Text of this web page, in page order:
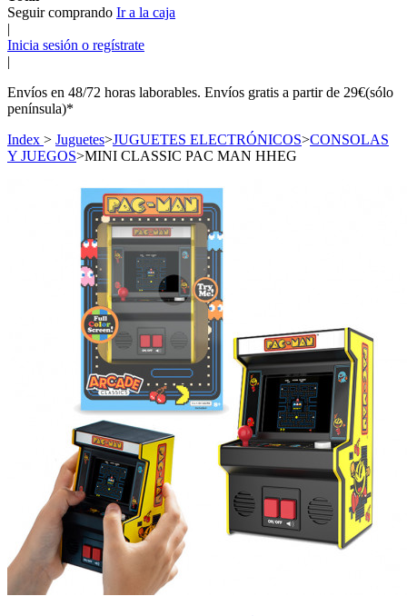
Seguir comprando Ir a la caja
|
Inicia sesión o regístrate
|
Envíos en 48/72 horas laborables. Envíos gratis a partir de 29€(sólo
península)*
Index > Juguetes>JUGUETES ELECTRÓNICOS>CONSOLAS
Y JUEGOS>MINI CLASSIC PAC MAN HHEG